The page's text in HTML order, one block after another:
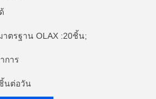
าตรฐาน OLAX :20ชิ้น;
การ
นต่อวัน